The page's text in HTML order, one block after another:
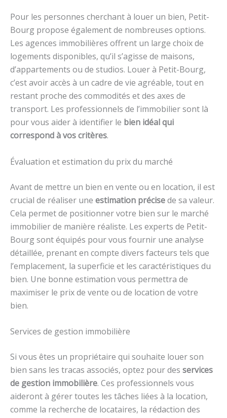
Pour les personnes cherchant à louer un bien, Petit-
Bourg propose également de nombreuses options.
Les agences immobilières offrent un large choix de
logements disponibles, qu’il s’agisse de maisons,
d’appartements ou de studios. Louer à Petit-Bourg,
c’est avoir accès à un cadre de vie agréable, tout en
restant proche des commodités et des axes de
transport. Les professionnels de l’immobilier sont là
pour vous aider à identifier le bien idéal qui
correspond à vos critères.
Évaluation et estimation du prix du marché
Avant de mettre un bien en vente ou en location, il est
crucial de réaliser une estimation précisede sa valeur.
Cela permet de positionner votre bien sur le marché
immobilier de manière réaliste. Les experts de Petit-
Bourg sont équipés pour vous fournir une analyse
détaillée, prenant en compte divers facteurs tels que
l’emplacement, la superficie et les caractéristiques du
bien. Une bonne estimation vous permettra de
maximiser le prix de vente ou de location de votre
bien.
Services de gestion immobilière
Si vous êtes un propriétaire qui souhaite louer son
bien sans les tracas associés, optez pour des services
de gestion immobilière. Ces professionnels vous
aideront à gérer toutes les tâches liées à la location,
comme la recherche de locataires, la rédaction des